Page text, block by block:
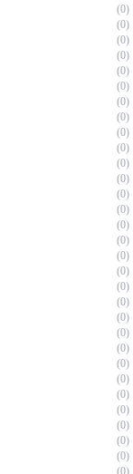
0
0
0
0
0
0
0
0
0
0
0
0
0
0
0
0
0
0
0
0
0
0
0
0
0
0
0
0
0
0